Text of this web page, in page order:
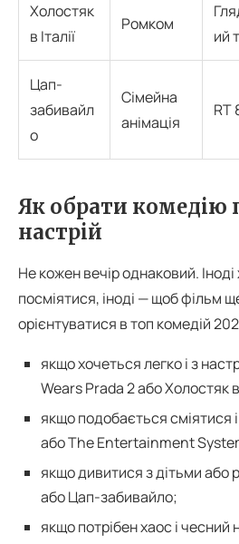
Холостяк
в Італії
Ромком
ий
Цап-
забивайл
о
Сімейна
анімація
RT
Як обрати комедію
настрій
Не кожен вечір однаковий.
посміятися, іноді — щоб фільм
орієнтуватися в топ комедій
якщо хочеться легко і з
Wears Prada 2 або Холостяк в
якщо подобається сміятися
або The Entertainment
якщо дивитися з дітьми
або Цап-забивайло;
якщо потрібен хаос і